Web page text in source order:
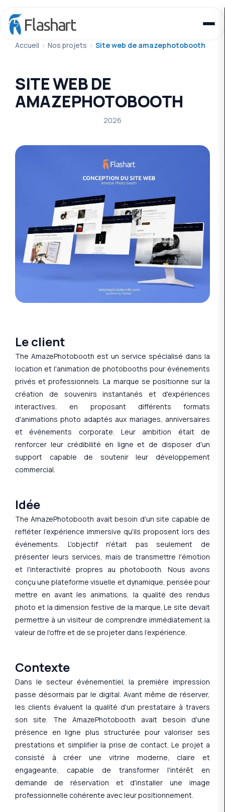
Accueil > Nos projets > Site web de amazephotobooth
SITE WEB DE
AMAZEPHOTOBOOTH
2026
Le client
The AmazePhotobooth est un service spécialisé dans la
location et l'animation de photobooths pour événements
privés et professionnels. La marque se positionne sur la
création de souvenirs instantanés et d'expériences
interactives, en proposant différents formats
d'animations photo adaptés aux mariages, anniversaires
et événements corporate. Leur ambition était de
renforcer leur crédibilité en ligne et de disposer d'un
support capable de soutenir leur développement
commercial.
Idée
The AmazePhotobooth avait besoin d'un site capable de
refléter l'expérience immersive qu'ils proposent lors des
événements. L'objectif n'était pas seulement de
présenter leurs services, mais de transmettre l'émotion
et l'interactivité propres au photobooth. Nous avons
conçu une plateforme visuelle et dynamique, pensée pour
mettre en avant les animations, la qualité des rendus
photo et la dimension festive de la marque. Le site devait
permettre à un visiteur de comprendre immédiatement la
valeur de l'offre et de se projeter dans l'expérience.
Contexte
Dans le secteur événementiel, la première impression
passe désormais par le digital. Avant même de réserver,
les clients évaluent la qualité d'un prestataire à travers
son site. The AmazePhotobooth avait besoin d'une
présence en ligne plus structurée pour valoriser ses
prestations et simplifier la prise de contact. Le projet a
consisté à créer une vitrine moderne, claire et
engageante, capable de transformer l'intérêt en
demande de réservation et d'installer une image
professionnelle cohérente avec leur positionnement.